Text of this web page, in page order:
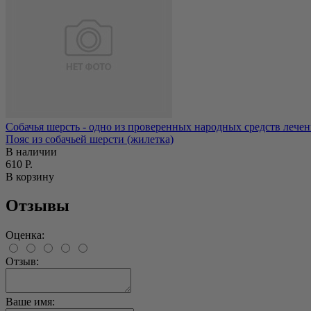
Собачья шерсть - одно из проверенных народных средств
Пояс из собачьей шерсти (жилетка)
В наличии
610 Р.
В корзину
Отзывы
Оценка:
Отзыв:
Ваше имя: